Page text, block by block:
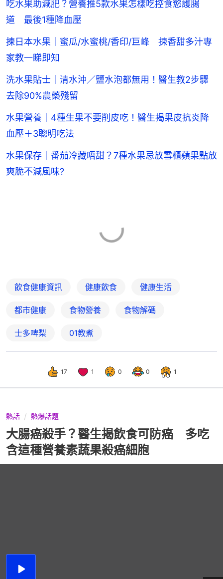
吃水果助減肥？營養推5款水果怎樣吃控食慾護腸
道 最後1種降血壓
揀日本水果｜蜜瓜/水蜜桃/香印/巨峰 揀香甜多汁專
家教一睇即知
洗水果貼士｜清水沖／鹽水泡都無用！醫生教2步驟
去除90%農藥殘留
水果營養｜4種生果不要削皮吃！醫生揭果皮抗炎降
血壓＋3聰明吃法
水果保存｜番茄冷藏唔甜？7種水果忌放雪櫃蘋果點放
爽脆不減風味?
飲食健康資訊 健康飲食 健康生活
都市健康 食物營養 食物解碼
士多啤梨 01教煮
17 1 0 0 1
熱話 熱爆話題
大腸癌殺手？醫生揭飲食可防癌 多吃
含這種營養素蔬果殺癌細胞
播